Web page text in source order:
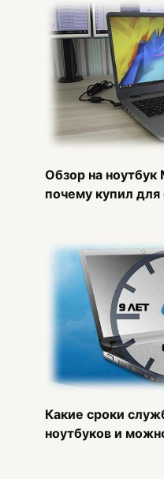
Обзор на
почему купил для
Какие сроки
ноутбуков и